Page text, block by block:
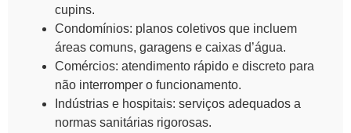
cupins.
Condomínios: planos coletivos que incluem
áreas comuns, garagens e caixas d’água.
Comércios: atendimento rápido e discreto para
não interromper o funcionamento.
Indústrias e hospitais: serviços adequados a
normas sanitárias rigorosas.